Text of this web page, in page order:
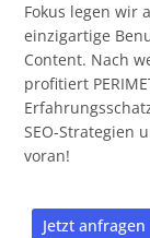
Fokus legen wir
einzigartige
Content. Nach
profitiert
SEO-Strategien
voran!
Jetzt anfragen